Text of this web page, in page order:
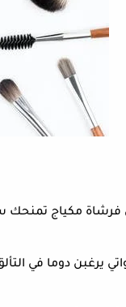
فرشاة مكياج تمنحك
يرغبن دوما في